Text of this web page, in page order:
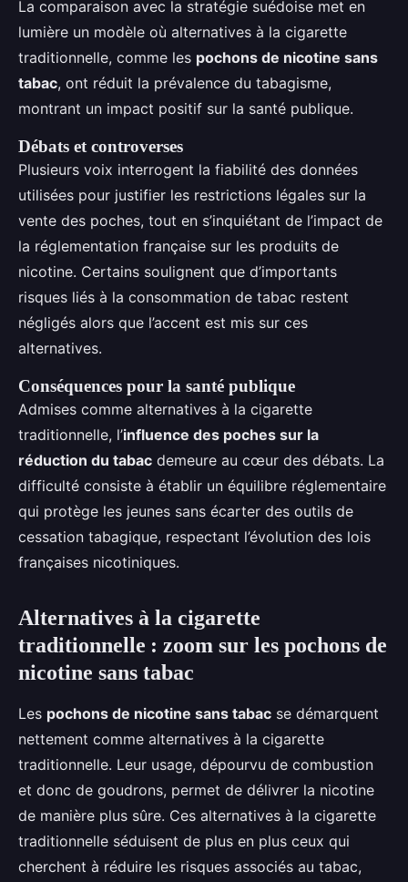
La comparaison avec la stratégie suédoise met en
lumière un modèle où alternatives à la cigarette
traditionnelle, comme les pochons de nicotine sans
tabac, ont réduit la prévalence du tabagisme,
montrant un impact positif sur la santé publique.
Débats et controverses
Plusieurs voix interrogent la fiabilité des données
utilisées pour justifier les restrictions légales sur la
vente des poches, tout en s’inquiétant de l’impact de
la réglementation française sur les produits de
nicotine. Certains soulignent que d’importants
risques liés à la consommation de tabac restent
négligés alors que l’accent est mis sur ces
alternatives.
Conséquences pour la santé publique
Admises comme alternatives à la cigarette
traditionnelle, l’influence des poches sur la
réduction du tabac demeure au cœur des débats. La
difficulté consiste à établir un équilibre réglementaire
qui protège les jeunes sans écarter des outils de
cessation tabagique, respectant l’évolution des lois
françaises nicotiniques.
Alternatives à la cigarette
traditionnelle : zoom sur les pochons de
nicotine sans tabac
Les pochons de nicotine sans tabac se démarquent
nettement comme alternatives à la cigarette
traditionnelle. Leur usage, dépourvu de combustion
et donc de goudrons, permet de délivrer la nicotine
de manière plus sûre. Ces alternatives à la cigarette
traditionnelle séduisent de plus en plus ceux qui
cherchent à réduire les risques associés au tabac,